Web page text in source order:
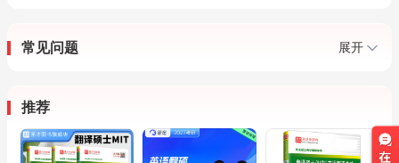
常见问题 展开
推荐